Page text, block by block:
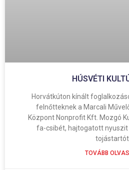
HÚSVÉTI
Horvátkúton kínált
felnőtteknek a Marcali
Központ Nonprofit Kft. Mozgó
fa-csibét, hajtogatott nyuszit
tojástartót
TOVÁBB